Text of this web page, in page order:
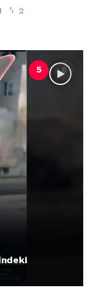
2